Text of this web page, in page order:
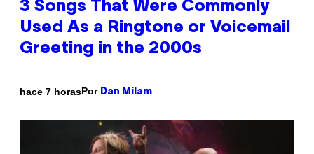
3 Songs That Were Commonly
Used As a Ringtone or Voicemail
Greeting in the 2000s
hace 7 horasPor Dan Milam